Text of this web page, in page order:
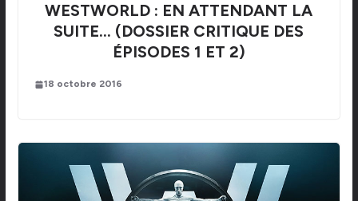
WESTWORLD : EN ATTENDANT LA
SUITE… (DOSSIER CRITIQUE DES
ÉPISODES 1 ET 2)
18 octobre 2016